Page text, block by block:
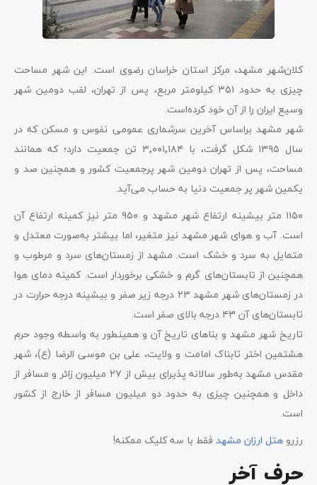
کلان‌شهر مشهد، مرکز استان خراسان رضوی است. این شهر مساحت
چیزی به حدود ۳۵۱ کیلومتر مربع، پس از تهران، لقب دومین شهر
وسیع ایران را از آن خود کرده‌است.
شهر مشهد براساس آخرین سرشماری عمومی نفوس و مسکن که در
سال ۱۳۹۵ شکل گرفت، با ۳٬۰۰۱٬۱۸۴ تن جمعیت دارد؛ که همانند
مساحت، پس از تهران دومین شهر پرجمعیت کشور و همچنین صد و
یکمین شهر پر جمعیت دنیا به حساب می‌آید.
۱۱۵۰ متر بیشینه ارتفاع شهر مشهد و ۹۵۰ متر نیز کمینه ارتفاع آن
است. آب و هوای شهر مشهد نیز متغیر، اما بیشتر به‌صورت معتدل و
متمایل به سرد و خشک است. مشهد از زمستان‌های سرد و مرطوب و
همچنین از تابستان‌های گرم و خشکی برخوردار است. کمینه دمای هوا
در زمستان‌های شهر مشهد ۲۳ درجه زیر صفر و بیشینه درجه حرارت در
تابستان‌های آن ۴۳ درجه بالای صفر است.
تاریخ شهر مشهد و بناهای تاریخ آن و همینطور به واسطه وجود حرم
هشتمین اختر تابناک امامت و ولایت، علی بن موسی الرضا (ع)، شهر
مقدس مشهد به‌طور سالانه پذیرای بیش از ۲۷ میلیون زائر و مسافر از
داخل و همچنین چیزی به حدود دو میلیون مسافر از خارج از کشور
است.
رزرو هتل ارزان مشهد فقط با سه کلیک ممکنه!
حرف آخر